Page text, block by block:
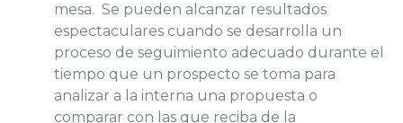
mesa. Se pueden alcanzar resultados
espectaculares cuando se desarrolla un
proceso de seguimiento adecuado durante el
tiempo que un prospecto se toma para
analizar a la interna una propuesta o
comparar con las que reciba de la